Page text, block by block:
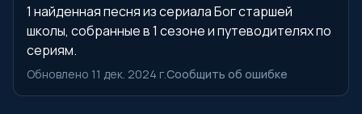
1 найденная песня из сериала Бог старшей
школы, собранные в 1 сезоне и путеводителях по
сериям.
Обновлено 11 дек. 2024 г.Сообщить об ошибке